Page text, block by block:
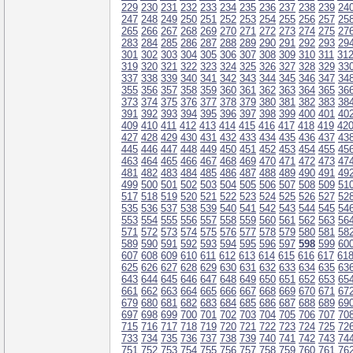
229 230 231 232 233 234 235 236 237 238 239
247 248 249 250 251 252 253 254 255 256 257
265 266 267 268 269 270 271 272 273 274 275
283 284 285 286 287 288 289 290 291 292 293
301 302 303 304 305 306 307 308 309 310 311 312
319 320 321 322 323 324 325 326 327 328 329
337 338 339 340 341 342 343 344 345 346 347
355 356 357 358 359 360 361 362 363 364 365
373 374 375 376 377 378 379 380 381 382 383
391 392 393 394 395 396 397 398 399 400 401
409 410 411 412 413 414 415 416 417 418 419 420
427 428 429 430 431 432 433 434 435 436 437
445 446 447 448 449 450 451 452 453 454 455
463 464 465 466 467 468 469 470 471 472 473
481 482 483 484 485 486 487 488 489 490 491
499 500 501 502 503 504 505 506 507 508 509
517 518 519 520 521 522 523 524 525 526 527
535 536 537 538 539 540 541 542 543 544 545
553 554 555 556 557 558 559 560 561 562 563
571 572 573 574 575 576 577 578 579 580 581
589 590 591 592 593 594 595 596 597 598 599
607 608 609 610 611 612 613 614 615 616 617 618
625 626 627 628 629 630 631 632 633 634 635
643 644 645 646 647 648 649 650 651 652 653
661 662 663 664 665 666 667 668 669 670 671
679 680 681 682 683 684 685 686 687 688 689
697 698 699 700 701 702 703 704 705 706 707
715 716 717 718 719 720 721 722 723 724 725
733 734 735 736 737 738 739 740 741 742 743
751 752 753 754 755 756 757 758 759 760 761